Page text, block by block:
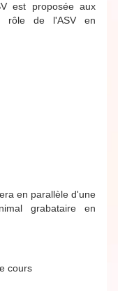
est proposée aux
rôle de l'ASV en
en parallèle d'une
grabataire en
cours